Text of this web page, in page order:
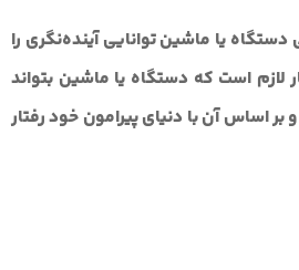
یا ماشین توانایی آینده‌نگری را
لازم است که دستگاه یا ماشین بتواند
بر اساس آن با دنیای پیرامون خود رفتار